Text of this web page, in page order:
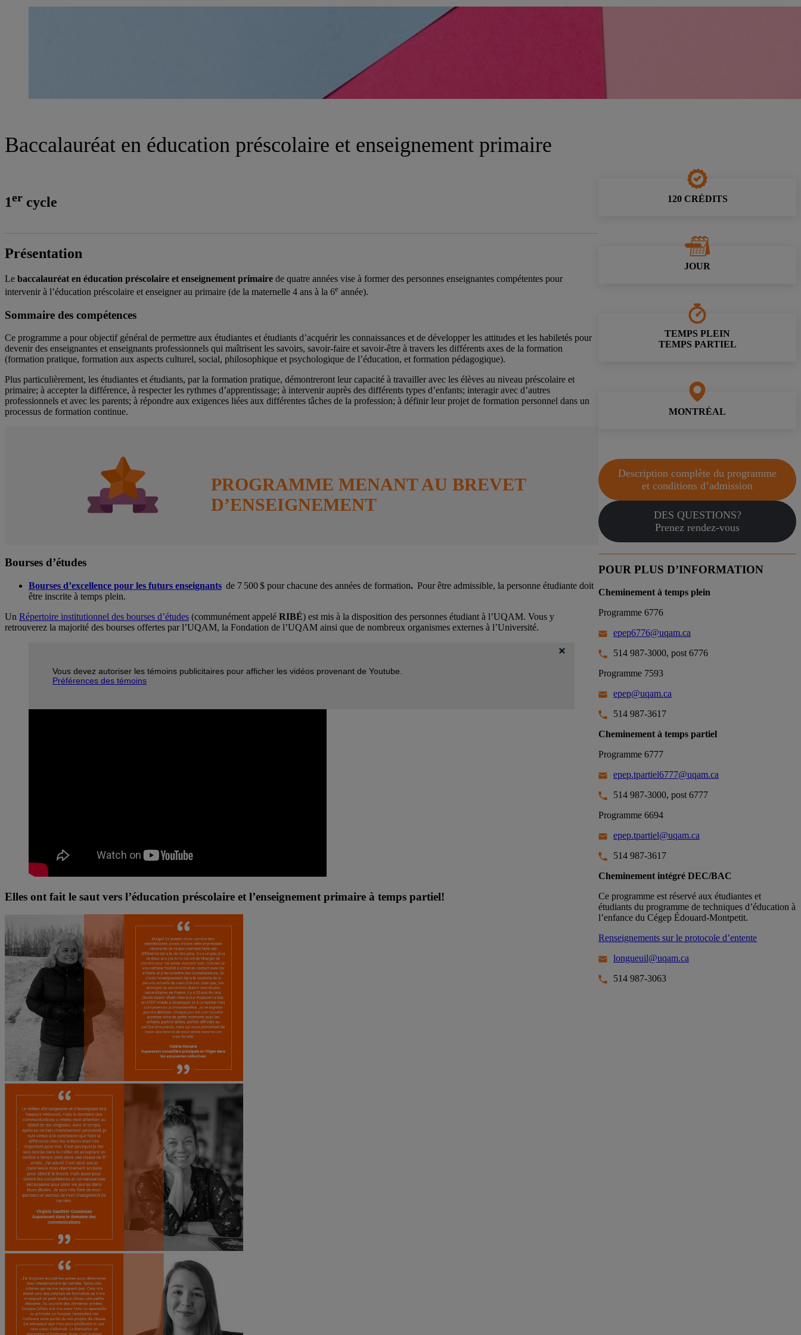
Baccalauréat en éducation préscolaire et enseignement primaire
1er cycle
Présentation
Le baccalauréat en éducation préscolaire et enseignement primaire de quatre années vise à former des personnes enseignantes compétentes pour
intervenir à l’éducation préscolaire et enseigner au primaire (de la maternelle 4 ans à la 6e année).
Sommaire des compétences
Ce programme a pour objectif général de permettre aux étudiantes et étudiants d’acquérir les connaissances et de développer les attitudes et les habiletés pour
devenir des enseignantes et enseignants professionnels qui maîtrisent les savoirs, savoir-faire et savoir-être à travers les différents axes de la formation
(formation pratique, formation aux aspects culturel, social, philosophique et psychologique de l’éducation, et formation pédagogique).
Plus particulièrement, les étudiantes et étudiants, par la formation pratique, démontreront leur capacité à travailler avec les élèves au niveau préscolaire et
primaire; à accepter la différence, à respecter les rythmes d’apprentissage; à intervenir auprès des différents types d’enfants; interagir avec d’autres
professionnels et avec les parents; à répondre aux exigences liées aux différentes tâches de la profession; à définir leur projet de formation personnel dans un
processus de formation continue.
PROGRAMME MENANT AU BREVET
D’ENSEIGNEMENT
Bourses d’études
Bourses d’excellence pour les futurs enseignants de 7 500 $ pour chacune des années de formation. Pour être admissible, la personne étudiante doit
être inscrite à temps plein.
Un Répertoire institutionnel des bourses d’études (communément appelé RIBÉ) est mis à la disposition des personnes étudiant à l’UQAM. Vous y
retrouverez la majorité des bourses offertes par l’UQAM, la Fondation de l’UQAM ainsi que de nombreux organismes externes à l’Université.
Vous devez autoriser les témoins publicitaires pour afficher les vidéos provenant de Youtube.
Préférences des témoins
Elles ont fait le saut vers l’éducation préscolaire et l’enseignement primaire à temps partiel!
120 CRÉDITS
JOUR
TEMPS PLEIN
TEMPS PARTIEL
MONTRÉAL
Description complète du programme
et conditions d’admission
DES QUESTIONS?
Prenez rendez-vous
POUR PLUS D’INFORMATION
Cheminement à temps plein
Programme 6776
epep6776@uqam.ca
514 987-3000, post 6776
Programme 7593
epep@uqam.ca
514 987-3617
Cheminement à temps partiel
Programme 6777
epep.tpartiel6777@uqam.ca
514 987-3000, post 6777
Programme 6694
epep.tpartiel@uqam.ca
514 987-3617
Cheminement intégré DEC/BAC
Ce programme est réservé aux étudiantes et
étudiants du programme de techniques d’éducation à
l’enfance du Cégep Édouard-Montpetit.
Renseignements sur le protocole d’entente
longueuil@uqam.ca
514 987-3063